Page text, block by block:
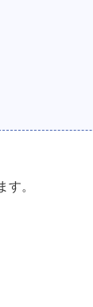
す。